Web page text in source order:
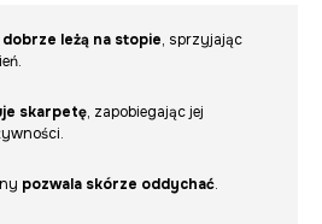
dobrze leżą na stopie, sprzyjając
skarpetę, zapobiegając jej
pozwala skórze oddychać.